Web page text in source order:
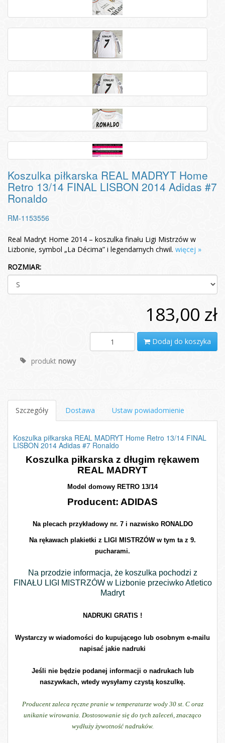
Koszulka piłkarska REAL MADRYT Home
Retro 13/14 FINAL LISBON 2014 Adidas #7
Ronaldo
RM-1153556
Real Madryt Home 2014 – koszulka finału Ligi Mistrzów w
Lizbonie, symbol „La Décima” i legendarnych chwil. więcej »
ROZMIAR:
183,00 zł
Dodaj do koszyka
produkt nowy
Szczegóły Dostawa Ustaw powiadomienie
Koszulka piłkarska REAL MADRYT Home Retro 13/14 FINAL
LISBON 2014 Adidas #7 Ronaldo
Koszulka piłkarska z długim rękawem
REAL MADRYT
Model domowy RETRO 13/14
Producent: ADIDAS
Na plecach przykładowy nr. 7 i nazwisko RONALDO
Na rękawach plakietki z LIGI MISTRZÓW w tym ta z 9.
pucharami.
Na przodzie informacja, że koszulka pochodzi z
FINAŁU LIGI MISTRZÓW w Lizbonie przeciwko Atletico
Madryt
NADRUKI GRATIS !
Wystarczy w wiadomości do kupującego lub osobnym e-mailu
napisać jakie nadruki
Jeśli nie będzie podanej informacji o nadrukach lub
naszywkach, wtedy wysyłamy czystą koszulkę.
Producent zaleca ręczne pranie w temperaturze wody 30 st. C oraz
unikanie wirowania. Dostosowanie się do tych zaleceń, znacząco
wydłuży żywotność nadruków.